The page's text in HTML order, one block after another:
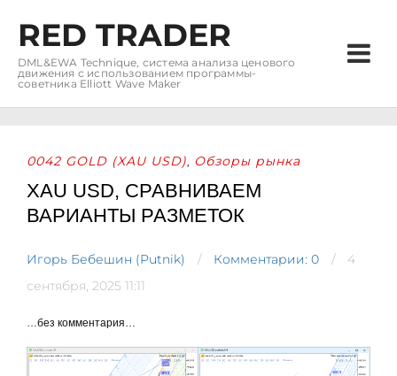
RED TRADER
DML&EWA Technique, система анализа ценового
движения с использованием программы-
советника Elliott Wave Maker
0042 GOLD (XAU USD), Обзоры рынка
XAU USD, СРАВНИВАЕМ
ВАРИАНТЫ РАЗМЕТОК
Игорь Бебешин (Putnik) Комментарии: 0
4
сентября, 2025 11:11
…без комментария…